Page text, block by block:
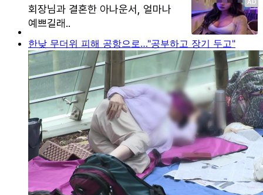
한낮 무더위 피해 공항으로…"공부하고 장기 두고"